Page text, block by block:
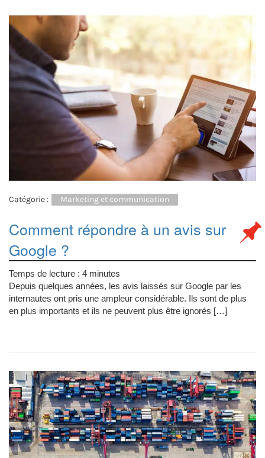
Catégorie : Marketing et communication
Comment répondre à un avis sur
Google ?
Temps de lecture : 4 minutes
Depuis quelques années, les avis laissés sur Google par les
internautes ont pris une ampleur considérable. Ils sont de plus
en plus importants et ils ne peuvent plus être ignorés […]